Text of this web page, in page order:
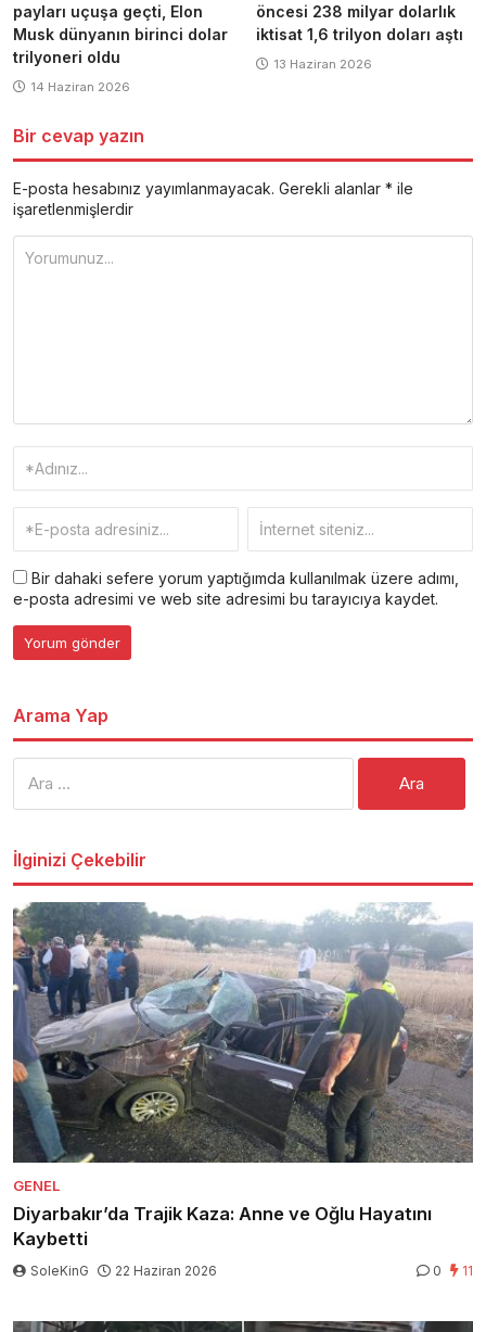
payları uçuşa geçti, Elon
Musk dünyanın birinci dolar
trilyoneri oldu
14 Haziran 2026
öncesi 238 milyar dolarlık
iktisat 1,6 trilyon doları aştı
13 Haziran 2026
Bir cevap yazın
E-posta hesabınız yayımlanmayacak. Gerekli alanlar * ile
işaretlenmişlerdir
Bir dahaki sefere yorum yaptığımda kullanılmak üzere adımı,
e-posta adresimi ve web site adresimi bu tarayıcıya kaydet.
Arama Yap
İlginizi Çekebilir
GENEL
Diyarbakır’da Trajik Kaza: Anne ve Oğlu Hayatını
Kaybetti
SoleKinG 22 Haziran 2026 0 11